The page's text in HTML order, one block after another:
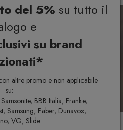
del 5% su tutto il
e
su brand
altre promo e non applicabile
su:
BBB Italia, Franke,
Samsung, Faber, Dunavox,
VG, Slide